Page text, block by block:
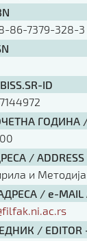
86-7379-328-3
ID
ГОДИНА /
/ ADDRESS
и
/ e-MAIL
/ EDITOR